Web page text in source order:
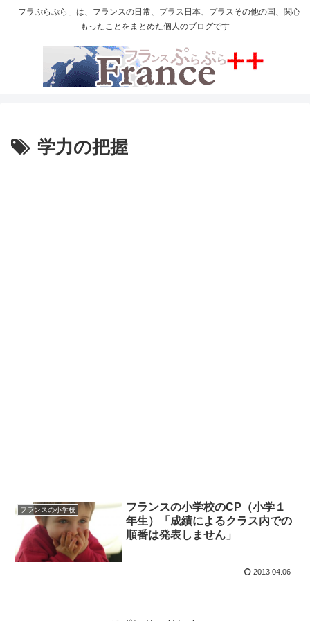
「フラぷらぷら」は、フランスの日常、プラス日本、プラスその他の国、関心
もったことをまとめた個人のブログです
学力の把握
フランスの小学校
フランスの小学校のCP（小学１
年生）「成績によるクラス内での
順番は発表しません」
2013.04.06